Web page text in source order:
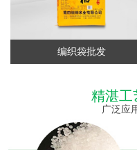
编织袋批发
精湛工
广泛应